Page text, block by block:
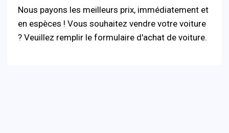
Nous payons les meilleurs prix, immédiatement et
en espèces ! Vous souhaitez vendre votre voiture
? Veuillez remplir le formulaire d'achat de voiture.